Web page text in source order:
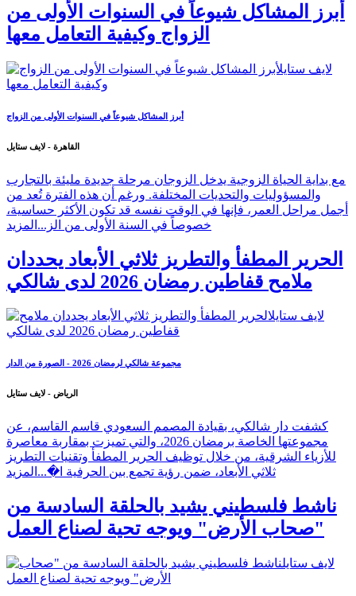
أبرز المشاكل شيوعاً في السنوات الأولى من
الزواج وكيفية التعامل معها
أبرز المشاكل شيوعاً في السنوات الأولى من الزواج
القاهرة - لايف ستايل
مع بداية الحياة الزوجية يدخل الزوجان مرحلة جديدة مليئة بالتجارب
والمسؤوليات والتحديات المختلفة. ورغم أن هذه الفترة تُعد من
أجمل مراحل العمر، فإنها في الوقت نفسه قد تكون الأكثر حساسية،
خصوصاً في السنة الأولى من الز... المزيد
الحرير المطفأ والتطريز ثلاثي الأبعاد يحددان
ملامح قفاطين رمضان 2026 لدى شالكي
مجموعة شالكي لرمضان 2026 - الصورة من الدار
الرياض - لايف ستايل
كشفت دار شالكي، بقيادة المصمم السعودي قاسم القاسم، عن
مجموعتها الخاصة برمضان 2026، والتي تميزت بمقاربة معاصرة
للأزياء الشرقية، من خلال توظيف الحرير المطفأ وتقنيات التطريز
ثلاثي الأبعاد، ضمن رؤية تجمع بين الحرفية ا�... المزيد
ناشط فلسطيني يشيد بالحلقة السادسة من
"صحاب الأرض" ويوجه تحية لصناع العمل